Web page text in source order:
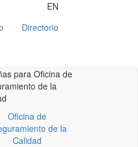
EN
Directorio
Oficina de
de la
Calidad